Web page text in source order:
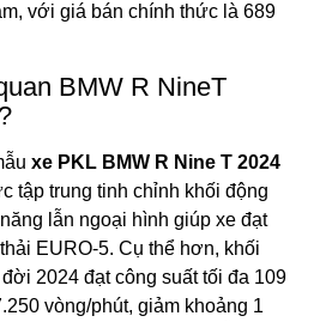
với giá bán chính thức là 689
BMW R NineT
xe PKL BMW R Nine T 2024
tập trung tinh chỉnh khối động
lẫn ngoại hình giúp xe đạt
EURO-5. Cụ thể hơn, khối
2024 đạt công suất tối đa 109
vòng/phút, giảm khoảng 1